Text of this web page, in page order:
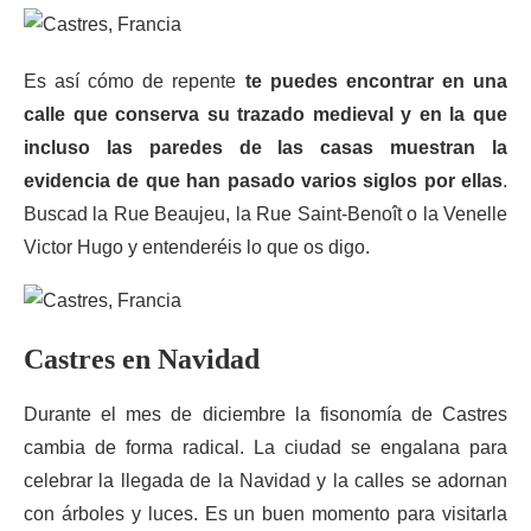
Es así cómo de repente te puedes encontrar en una
calle que conserva su trazado medieval y en la que
incluso las paredes de las casas muestran la
evidencia de que han pasado varios siglos por ellas.
Buscad la Rue Beaujeu, la Rue Saint-Benoît o la Venelle
Victor Hugo y entenderéis lo que os digo.
Castres en Navidad
Durante el mes de diciembre la fisonomía de Castres
cambia de forma radical. La ciudad se engalana para
celebrar la llegada de la Navidad y la calles se adornan
con árboles y luces. Es un buen momento para visitarla